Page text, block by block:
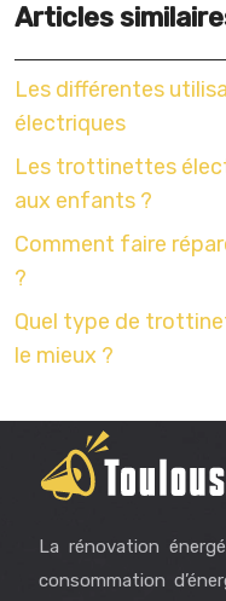
Articles
Les différentes
électriques
Les trottinettes
aux enfants ?
Comment faire
?
Quel type de
le mieux ?
La rénovation
consommation